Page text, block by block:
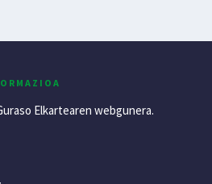
Elkartearen webgunera.